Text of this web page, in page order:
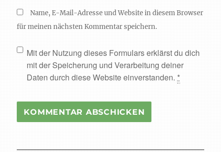
Name, E-Mail-Adresse und Website in diesem Browser
für meinen nächsten Kommentar speichern.
Mit der Nutzung dieses Formulars erklärst du dich
mit der Speicherung und Verarbeitung deiner
Daten durch diese Website einverstanden. *